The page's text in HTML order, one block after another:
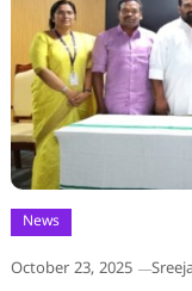
News
October 23, 2025